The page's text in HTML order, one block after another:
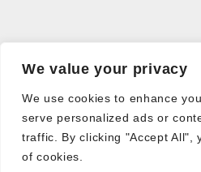
We value your privacy
We use cookies to enhance
serve personalized ads or
traffic. By clicking "Accept All",
of cookies.